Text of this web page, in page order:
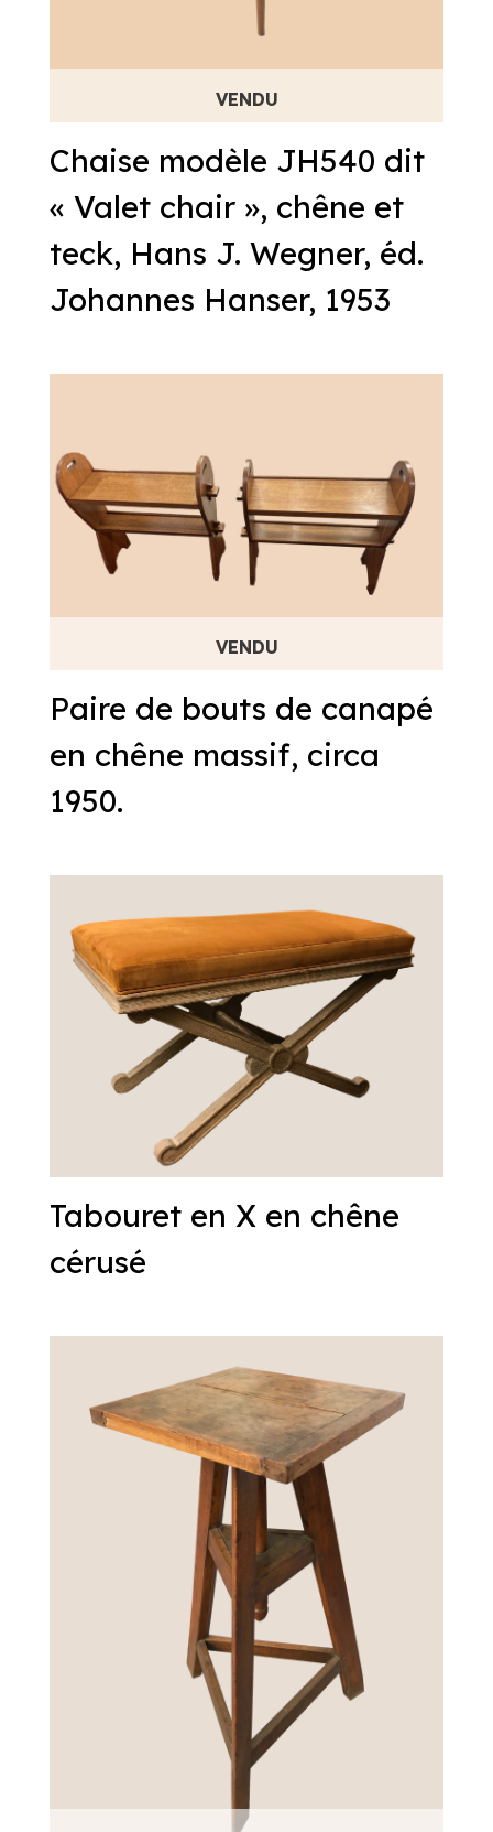
Chaise modèle JH540 dit
« Valet chair », chêne et
teck, Hans J. Wegner, éd.
Johannes Hanser, 1953
Paire de bouts de canapé
en chêne massif, circa
1950.
Tabouret en X en chêne
cérusé